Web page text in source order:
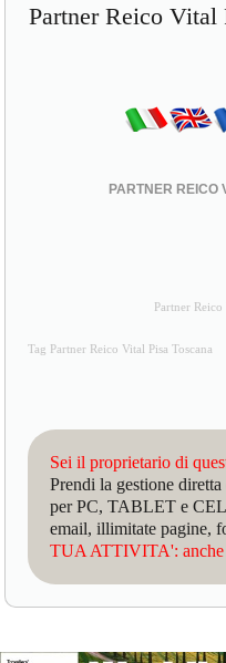
Partner Reico Vital
PARTNER REICO
Partner
Tag Partner Reico Vital Pisa Toscana
Sei il proprietario di
Prendi la gestione
per PC, TABLET e
email, illimitate pagine,
TUA ATTIVITA':